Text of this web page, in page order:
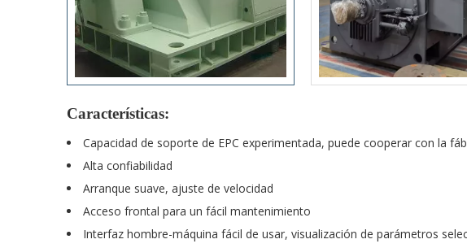
Características:
Capacidad de soporte de EPC experimentada, puede cooperar con la
Alta confiabilidad
Arranque suave, ajuste de velocidad
Acceso frontal para un fácil mantenimiento
Interfaz hombre-máquina fácil de usar, visualización de parámetros